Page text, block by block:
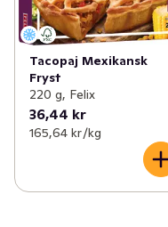
Tacopaj Mexikansk
Fryst
220 g, Felix
36,44 kr
165,64 kr /kg